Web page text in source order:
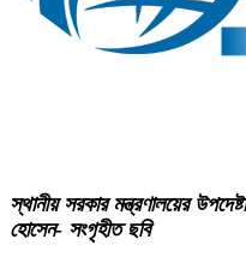
স্থানীয় সরকার মন্ত্রণালয়ের
হোসেন- সংগৃহীত ছবি